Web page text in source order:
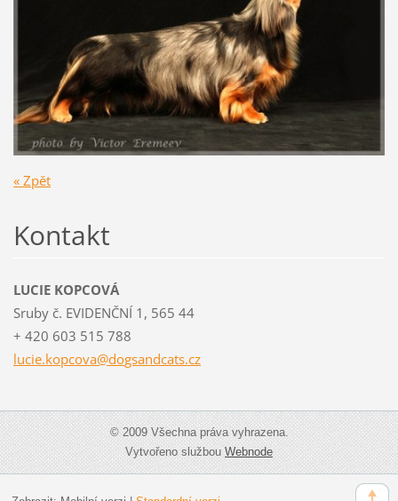
« Zpět
Kontakt
LUCIE KOPCOVÁ
Sruby č. EVIDENČNÍ 1, 565 44
+ 420 603 515 788
lucie.kopcova@dogsandcats.cz
© 2009 Všechna práva vyhrazena.
Vytvořeno službouWebnode